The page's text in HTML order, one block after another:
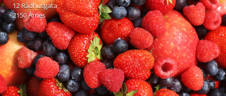
12 Rådhusgata
2150 Årnes